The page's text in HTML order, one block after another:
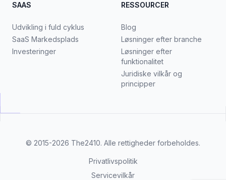
SAAS
Udvikling i fuld cyklus
SaaS Markedsplads
Investeringer
RESSOURCER
Blog
Løsninger efter branche
Løsninger efter
funktionalitet
Juridiske vilkår og
principper
© 2015-2026 The2410. Alle rettigheder forbeholdes.
Privatlivspolitik
Servicevilkår